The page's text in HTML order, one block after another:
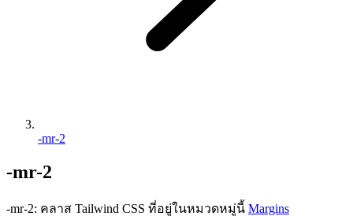
-mr-2
-mr-2
-mr-2: คลาส Tailwind CSS ที่อยู่ในหมวดหมู่นี้ Margins